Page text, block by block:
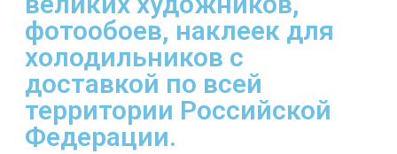
фотообоев, наклеек для
холодильников с
доставкой по всей
территории Российской
Федерации.